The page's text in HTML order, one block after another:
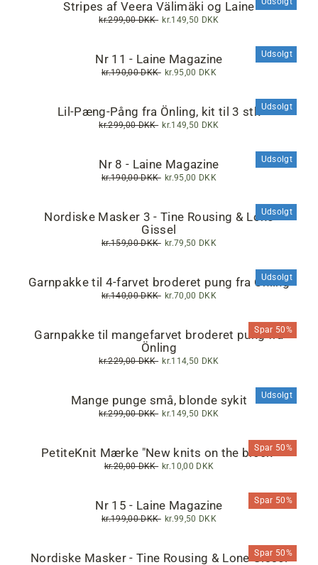
Stripes af Veera Välimäki og Laine
Normalpris
kr.299,00 DKK Tilbudspris
kr.149,50 DKK
Udsolgt
Nr 11 - Laine Magazine
Normalpris
kr.190,00 DKK Tilbudspris
kr.95,00 DKK
Udsolgt
Lil-Pæng-Pång fra Önling, kit til 3 stk
Normalpris
kr.299,00 DKK Tilbudspris
kr.149,50 DKK
Udsolgt
Nr 8 - Laine Magazine
Normalpris
kr.190,00 DKK Tilbudspris
kr.95,00 DKK
Udsolgt
Nordiske Masker 3 - Tine Rousing & Lone
Gissel
Normalpris
kr.159,00 DKK Tilbudspris
kr.79,50 DKK
Udsolgt
Garnpakke til 4-farvet broderet pung fra Önling
Normalpris
kr.140,00 DKK Tilbudspris
kr.70,00 DKK
Spar 50%
Garnpakke til mangefarvet broderet pung fra
Önling
Normalpris
kr.229,00 DKK Tilbudspris
kr.114,50 DKK
Udsolgt
Mange punge små, blonde sykit
Normalpris
kr.299,00 DKK Tilbudspris
kr.149,50 DKK
Spar 50%
PetiteKnit Mærke "New knits on the block"
Normalpris
kr.20,00 DKK Tilbudspris
kr.10,00 DKK
Spar 50%
Nr 15 - Laine Magazine
Normalpris
kr.199,00 DKK Tilbudspris
kr.99,50 DKK
Spar 50%
Nordiske Masker - Tine Rousing & Lone Gissel